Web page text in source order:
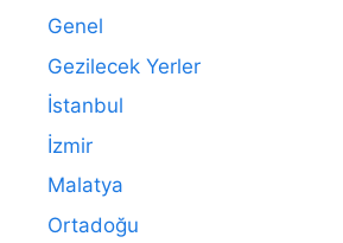
Genel
Gezilecek Yerler
İstanbul
İzmir
Malatya
Ortadoğu